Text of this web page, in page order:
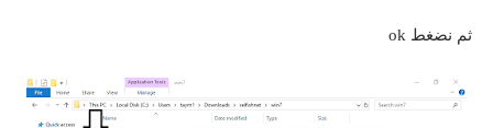
ثم نضغط ok